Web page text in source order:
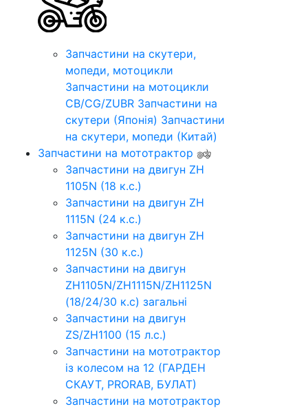
Запчастини на скутери,
мопеди, мотоцикли
Запчастини на мотоцикли
CB/CG/ZUBR Запчастини на
скутери (Японія) Запчастини
на скутери, мопеди (Китай)
Запчастини на мототрактор
Запчастини на двигун ZH
1105N (18 к.с.)
Запчастини на двигун ZH
1115N (24 к.с.)
Запчастини на двигун ZH
1125N (30 к.с.)
Запчастини на двигун
ZH1105N/ZH1115N/ZH1125N
(18/24/30 к.с) загальні
Запчастини на двигун
ZS/ZH1100 (15 л.с.)
Запчастини на мототрактор
із колесом на 12 (ГАРДЕН
СКАУТ, PRORAB, БУЛАТ)
Запчастини на мототрактор